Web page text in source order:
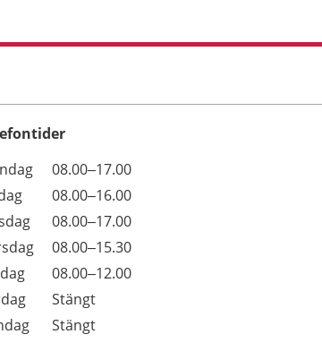
08.00–17.00
08.00–16.00
08.00–17.00
08.00–15.30
08.00–12.00
Stängt
Stängt